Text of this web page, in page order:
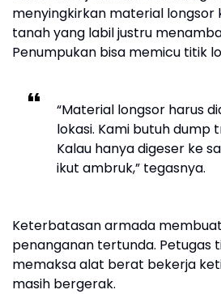
menyingkirkan material longsor
tanah yang labil justru
Penumpukan bisa memicu titik
“Material longsor harus
lokasi. Kami butuh dump
Kalau hanya digeser ke
ikut ambruk,” tegasnya.
Keterbatasan armada
penanganan tertunda. Petugas
memaksa alat berat bekerja
masih bergerak.